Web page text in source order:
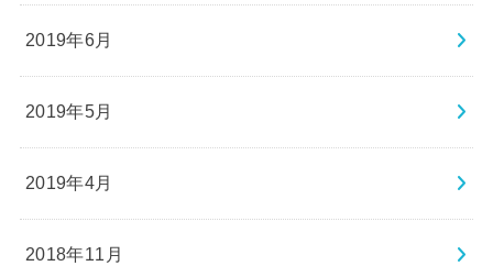
2019年6月
2019年5月
2019年4月
2018年11月